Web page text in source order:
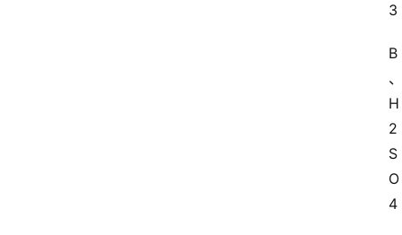
3
B
、
H
2
S
O
4